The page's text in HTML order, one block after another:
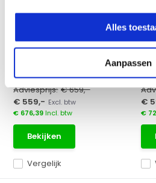
Alles
Aanpassen
Lijnlaser
kruislijnlaser FLG 66 Xtreme ...
Vergelijk
Adviesprijs: € 659,-
€ 559,- Excl. btw
€ 676,39 Incl. btw
Bekijken
€
€